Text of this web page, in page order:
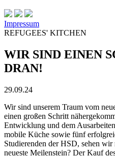
Impressum
REFUGEES' KITCHEN
WIR SIND EINEN
DRAN!
29.09.24
Wir sind unserem Traum vom
einen großen Schritt
Entwicklung und dem
mobile Küche sowie fünf
Studierenden der HSD, sehen
neueste Meilenstein? Der Kauf